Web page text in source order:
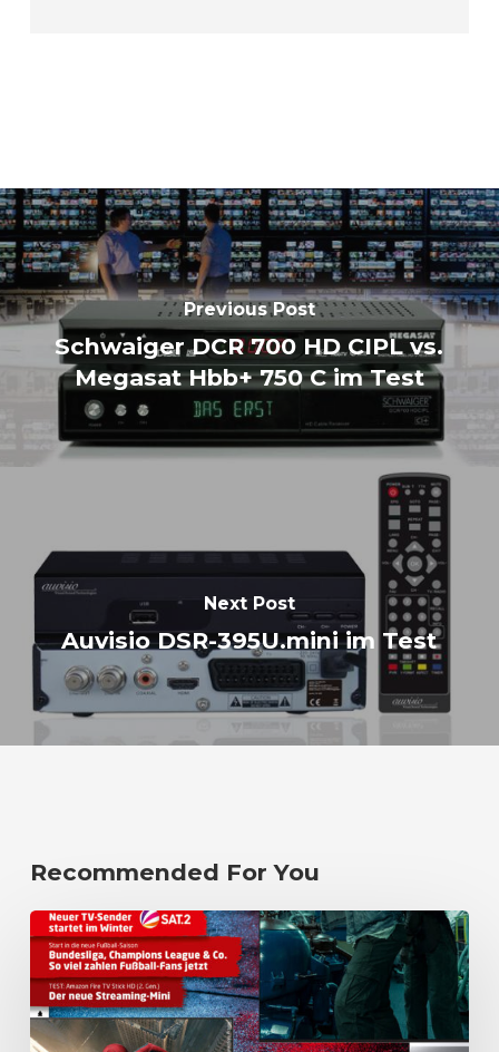
Previous Post
Schwaiger DCR 700 HD CIPL vs.
Megasat Hbb+ 750 C im Test
Next Post
Auvisio DSR-395U.mini im Test
Recommended For You